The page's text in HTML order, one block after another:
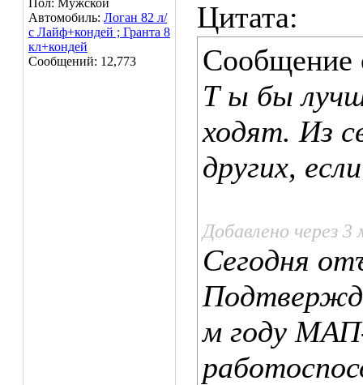
Пол: Мужской
Автомобиль: Логан 82 л/
с Лайф+кондей ; Гранта 8
кл+кондей
Сообщений: 12,773
Цитата:
Сообщение
Т ы бы
ходят. Из
других,
Добавлено через
Сегодня
м году